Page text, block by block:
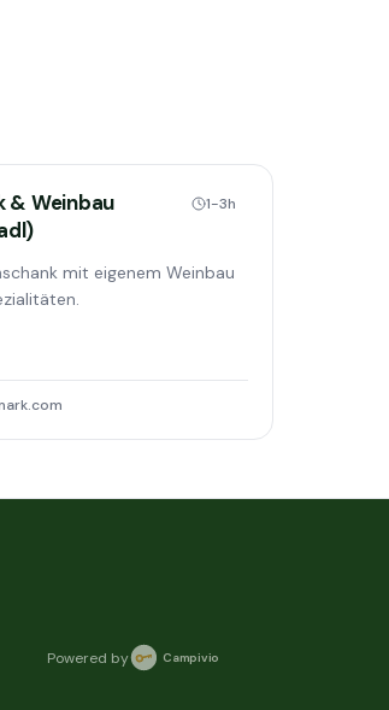
& Weinbau
1-3h
mit eigenem Weinbau
Powered by Campivio